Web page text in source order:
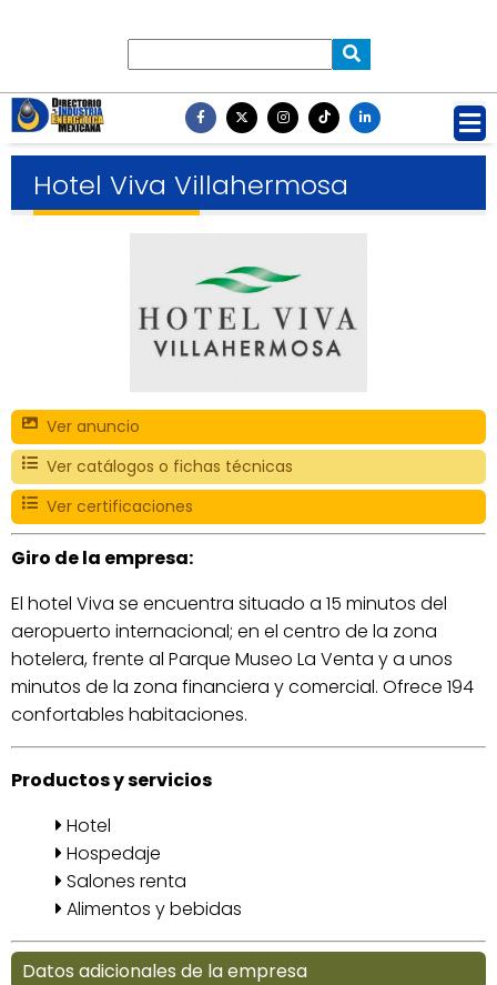
Hotel Viva Villahermosa
Ver anuncio
Ver catálogos o fichas técnicas
Ver certificaciones
Giro de la empresa:
El hotel Viva se encuentra situado a 15 minutos del
aeropuerto internacional; en el centro de la zona
hotelera, frente al Parque Museo La Venta y a unos
minutos de la zona financiera y comercial. Ofrece 194
confortables habitaciones.
Productos y servicios
Hotel
Hospedaje
Salones renta
Alimentos y bebidas
Datos adicionales de la empresa